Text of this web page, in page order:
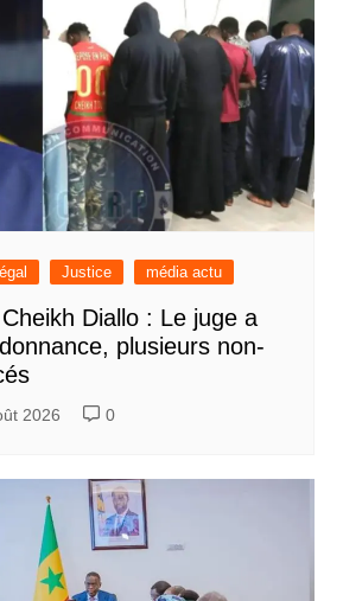
Justice média actu
Diallo : Le juge a
plusieurs non-
2026 0